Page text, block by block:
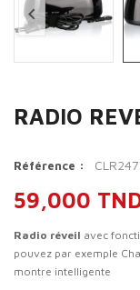

RADIO
Référence :
59,000
Radio réveil avec
pouvez par exemple
montre intelligente